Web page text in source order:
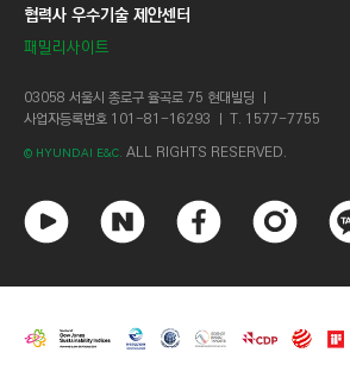
협력사 우수기술 제안센터
패밀리사이트
03058 서울시 종로구 율곡로 75 현대빌딩 ㅣ
사업자등록번호 101-81-16293 ㅣ T. 1577-7755
© HYUNDAI E&C. ALL RIGHTS RESERVED.
튜
브
이
이
스
북
스
타
그
카
오
톡